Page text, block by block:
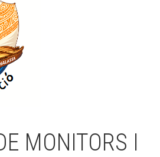
MONITORS I